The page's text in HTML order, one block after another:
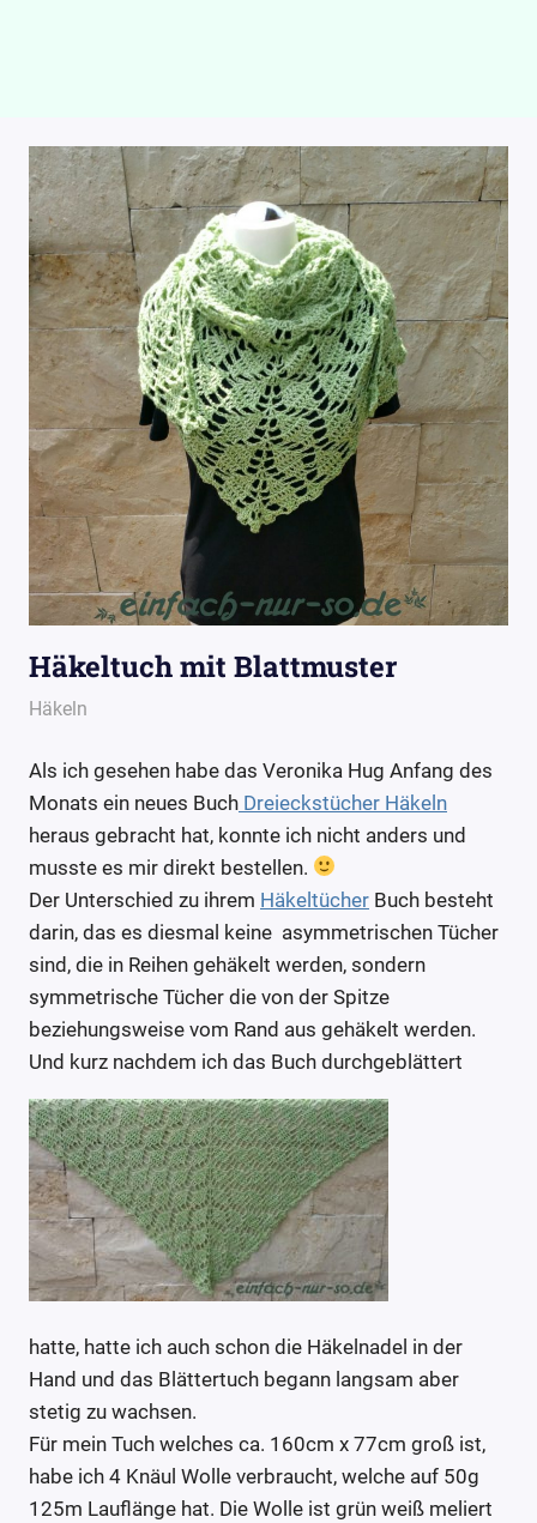
Häkeltuch mit Blattmuster
24. Juli 2016
Wollpoesie
Häkeln
Als ich gesehen habe das Veronika Hug Anfang des
Monats ein neues Buch Dreieckstücher Häkeln
heraus gebracht hat, konnte ich nicht anders und
musste es mir direkt bestellen.
Der Unterschied zu ihrem Häkeltücher Buch besteht
darin, das es diesmal keine asymmetrischen Tücher
sind, die in Reihen gehäkelt werden, sondern
symmetrische Tücher die von der Spitze
beziehungsweise vom Rand aus gehäkelt werden.
Und kurz nachdem ich das Buch durchgeblättert
hatte, hatte ich auch schon die Häkelnadel in der
Hand und das Blättertuch begann langsam aber
stetig zu wachsen.
Für mein Tuch welches ca. 160cm x 77cm groß ist,
habe ich 4 Knäul Wolle verbraucht, welche auf 50g
125m Lauflänge hat. Die Wolle ist grün weiß meliert